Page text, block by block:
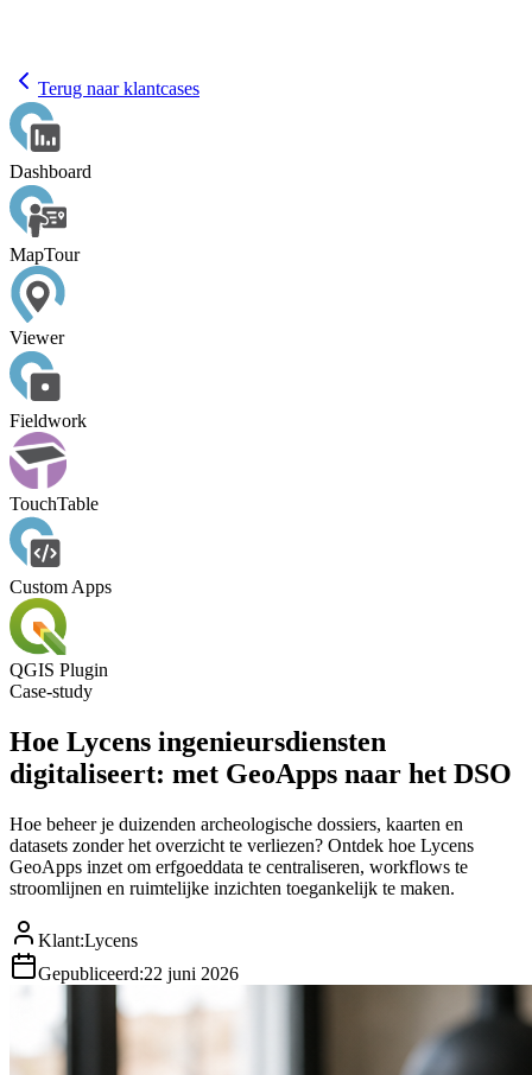
Terug naar klantcases
Dashboard
MapTour
Viewer
Fieldwork
TouchTable
Custom Apps
QGIS Plugin
Case-study
Hoe Lycens ingenieursdiensten
digitaliseert: met GeoApps naar het DSO
Hoe beheer je duizenden archeologische dossiers, kaarten en
datasets zonder het overzicht te verliezen? Ontdek hoe Lycens
GeoApps inzet om erfgoeddata te centraliseren, workflows te
stroomlijnen en ruimtelijke inzichten toegankelijk te maken.
Klant:Lycens
Gepubliceerd:22 juni 2026